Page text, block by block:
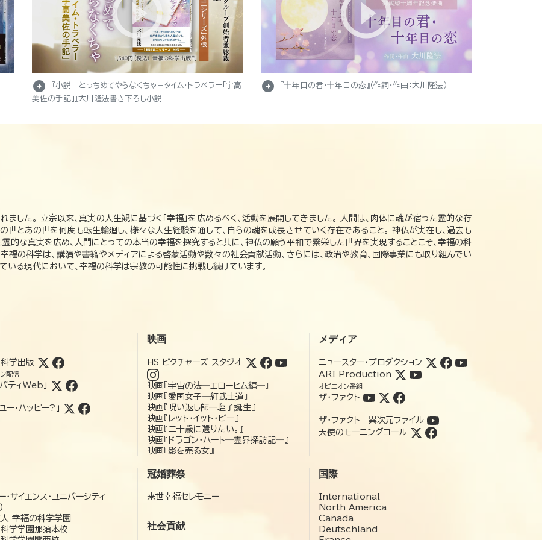
arrow_circle_right
『小説 とっちめてやらなくちゃ－タイム・トラベラー「宇高
美佐の手記」』大川隆法書き下ろし小説
arrow_circle_right 『十年目の君・十年目の恋』（作詞・作曲：大川隆法）
した。 立宗以来、真実の人生観に基づく「幸福」を広めるべく、活動を展開してきました。 人間は、肉体に魂が宿った霊的な存
世とあの世を何度も転生輪廻し、様々な人生経験を通して、自らの魂を成長させていく存在であること。 神仏が実在し、過去も
的な真実を広め、人間にとっての本当の幸福を探究すると共に、神仏の願う平和で繁栄した世界を実現することこそ、幸福の科
福の科学は、講演や書籍やメディアによる啓蒙活動や数々の社会貢献活動、さらには、政治や教育、国際事業にも取り組んでい
いる現代において、幸福の科学は宗教の可能性に挑戦し続けています。
学出版
配信
バティWeb」
ユー・ハッピー?」
映画
HS ピクチャーズ スタジオ
映画『宇宙の法―エローヒム編―』
映画『愛国女子―紅武士道』
映画『呪い返し師—塩子誕生』
映画『レット・イット・ビー』
映画『二十歳に還りたい。』
映画『ドラゴン・ハート―霊界探訪記―』
映画『影を売る女』
メディア
ニュースター・プロダクション
ARI Production
オピニオン番組
ザ・ファクト
ザ・ファクト 異次元ファイル
天使のモーニングコール
・サイエンス・ユニバーシティ
幸福の科学学園
学学園那須本校
冠婚葬祭
来世幸福セレモニー
社会貢献
国際
International
North America
Canada
Deutschland